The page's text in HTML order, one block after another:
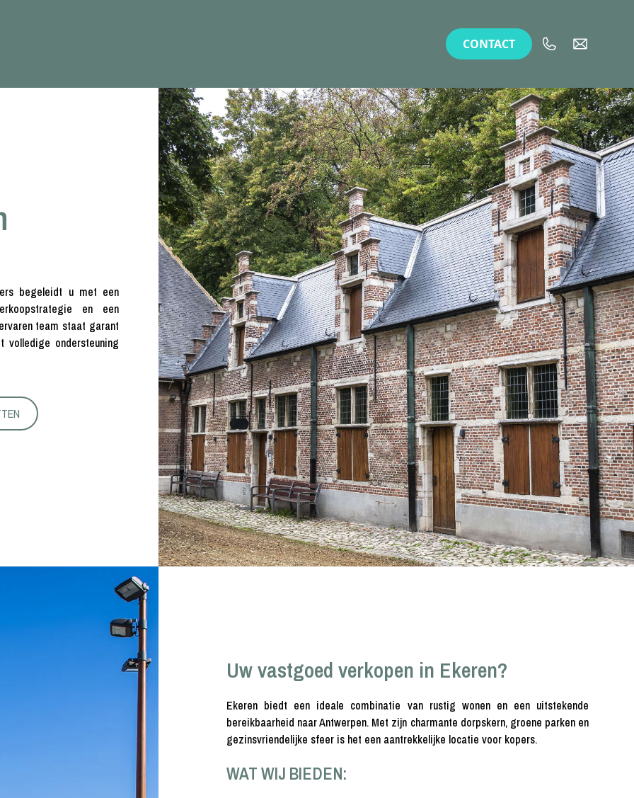
CONTACT
begeleidt u met een
en een
team staat garant
ondersteuning
Uw vastgoed verkopen in Ekeren?
Ekeren biedt een ideale combinatie van rustig wonen en een uitstekende
bereikbaarheid naar Antwerpen. Met zijn charmante dorpskern, groene parken en
gezinsvriendelijke sfeer is het een aantrekkelijke locatie voor kopers.
WAT WIJ BIEDEN: